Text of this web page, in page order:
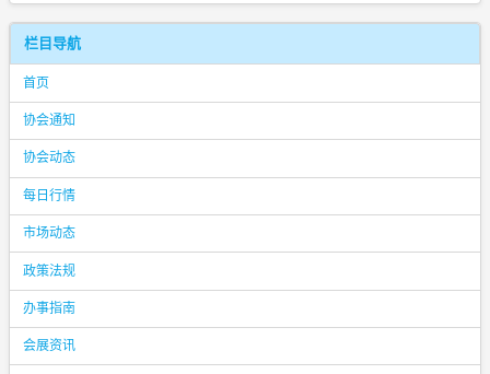
栏目导航
首页
协会通知
协会动态
每日行情
市场动态
政策法规
办事指南
会展资讯